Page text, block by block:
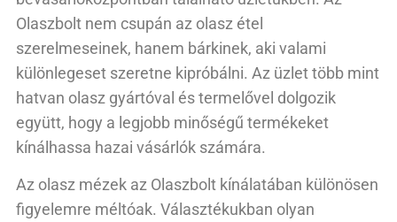
Olaszbolt nem csupán az olasz étel
szerelmeseinek, hanem bárkinek, aki valami
különlegeset szeretne kipróbálni. Az üzlet több mint
hatvan olasz gyártóval és termelővel dolgozik
együtt, hogy a legjobb minőségű termékeket
kínálhassa hazai vásárlók számára.
Az olasz mézek az Olaszbolt kínálatában különösen
figyelemre méltóak. Választékukban olyan